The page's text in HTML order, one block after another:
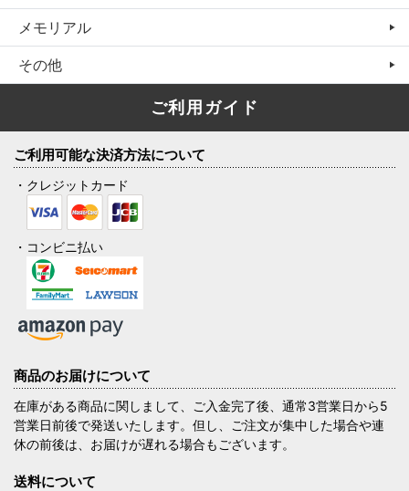
メモリアル
その他
ご利用ガイド
ご利用可能な決済方法について
・クレジットカード
・コンビニ払い
商品のお届けについて
在庫がある商品に関しまして、ご入金完了後、通常3営業日から5
営業日前後で発送いたします。但し、ご注文が集中した場合や連
休の前後は、お届けが遅れる場合もございます。
送料について